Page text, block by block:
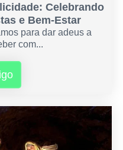
Celebrando
e Bem-Estar
para dar adeus a
com...